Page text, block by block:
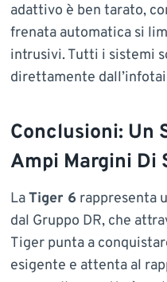
adattivo è ben tarato,
frenata automatica si
intrusivi. Tutti i sistemi
direttamente
Conclusioni: Un
Ampi Margini Di
LaTiger 6 rappresenta
dal Gruppo DR, che
Tiger punta a
esigente e attenta al